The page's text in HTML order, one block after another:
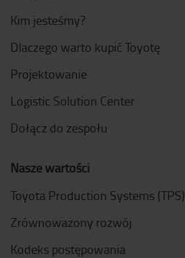
Kim jesteśmy?
Dlaczego warto kupić Toyotę
Projektowanie
Logistic Solution Center
Dołącz do zespołu
Nasze wartości
Toyota Production Systems (TPS)
Zrównoważony rozwój
Kodeks postępowania